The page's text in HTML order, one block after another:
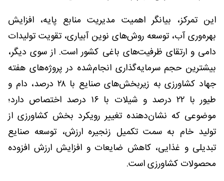
این تمرکز، بیانگر اهمیت مدیریت منابع پایه، افزایش
بهره‌وری آب، توسعه روش‌های نوین آبیاری، تقویت تولیدات
دامی و ارتقای ظرفیت‌های باغی کشور است. از سوی دیگر،
بیشترین حجم سرمایه‌گذاری انجام‌شده در پروژه‌های هفته
جهاد کشاورزی به زیربخش‌های صنایع با ۲۸ درصد، دام و
طیور با ۲۲ درصد و شیلات با ۱۶ درصد اختصاص دارد؛
موضوعی که نشان‌دهنده تغییر رویکرد بخش کشاورزی از
تولید خام به سمت تکمیل زنجیره ارزش، توسعه صنایع
تبدیلی و غذایی، کاهش ضایعات و افزایش ارزش افزوده
محصولات کشاورزی است.